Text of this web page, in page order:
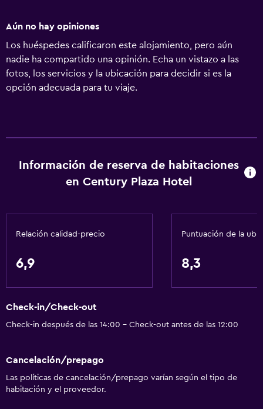
Aún no hay opiniones
Los huéspedes calificaron este alojamiento, pero aún
nadie ha compartido una opinión. Echa un vistazo a las
fotos, los servicios y la ubicación para decidir si es la
opción adecuada para tu viaje.
Información de reserva de habitaciones
en Century Plaza Hotel
Relación calidad-precio
6,9
Puntuación de la
8,3
Check-in/Check-out
Check-in después de las 14:00 - Check-out antes de las 12:00
Cancelación/prepago
Las políticas de cancelación/prepago varían según el tipo de
habitación y el proveedor.